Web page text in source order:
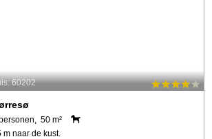
60202
50 m²
m naar de kust.